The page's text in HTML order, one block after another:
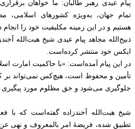
پیام عیدی رهبر طالبان: ما خواهان
تمام جهان، به‌ویژه کشورهای
هستیم و در این زمینه مکلیفیت خود را انجام
ذبیح‌الله مجاهد پیام عیدی شیخ هبت‌الله
ایکس خود منتشر کرده‌است.
در این پیام آمده‌است: «با حاکمیت امارت
تأمین و محفوظ است، هیچ‌کس نمی‌تواند بر
جلوگیری می‌شود و حق مظلوم مورد پیگیری
شیخ هبت‌الله آخندزاده گفته‌است که با
تطبیق شده، فریضۀ امر بالمعروف و نهی